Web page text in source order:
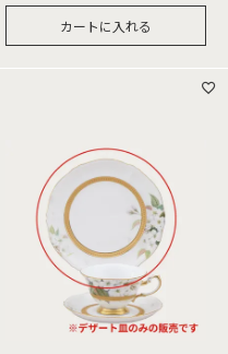
カートに入れる